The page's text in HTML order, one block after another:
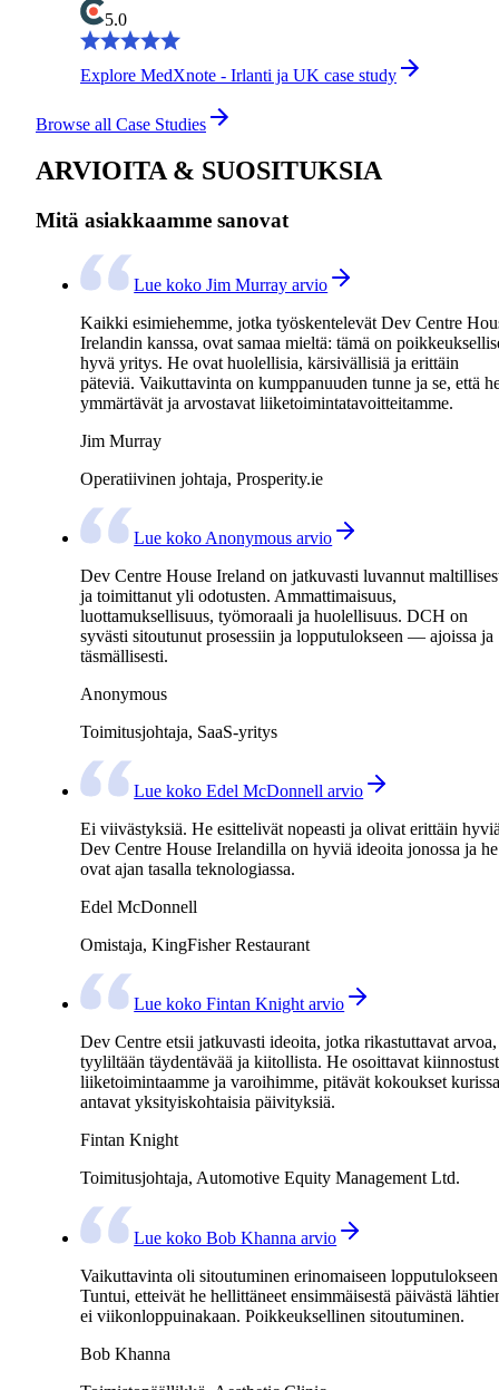
5.0
Explore MedXnote - Irlanti ja UK case study
Browse all Case Studies
ARVIOITA & SUOSITUKSIA
Mitä asiakkaamme sanovat
Lue koko Jim Murray arvio
Kaikki esimiehemme, jotka työskentelevät Dev Centre
Irelandin kanssa, ovat samaa mieltä: tämä on
hyvä yritys. He ovat huolellisia, kärsivällisiä ja erittäin
päteviä. Vaikuttavinta on kumppanuuden tunne ja se, että
ymmärtävät ja arvostavat liiketoimintatavoitteitamme.
Jim Murray
Operatiivinen johtaja, Prosperity.ie
Lue koko Anonymous arvio
Dev Centre House Ireland on jatkuvasti luvannut
ja toimittanut yli odotusten. Ammattimaisuus,
luottamuksellisuus, työmoraali ja huolellisuus. DCH on
syvästi sitoutunut prosessiin ja lopputulokseen — ajoissa ja
täsmällisesti.
Anonymous
Toimitusjohtaja, SaaS-yritys
Lue koko Edel McDonnell arvio
Ei viivästyksiä. He esittelivät nopeasti ja olivat erittäin
Dev Centre House Irelandilla on hyviä ideoita jonossa ja he
ovat ajan tasalla teknologiassa.
Edel McDonnell
Omistaja, KingFisher Restaurant
Lue koko Fintan Knight arvio
Dev Centre etsii jatkuvasti ideoita, jotka rikastuttavat arvoa,
tyyliltään täydentävää ja kiitollista. He osoittavat
liiketoimintaamme ja varoihimme, pitävät kokoukset
antavat yksityiskohtaisia päivityksiä.
Fintan Knight
Toimitusjohtaja, Automotive Equity Management Ltd.
Lue koko Bob Khanna arvio
Vaikuttavinta oli sitoutuminen erinomaiseen
Tuntui, etteivät he hellittäneet ensimmäisestä päivästä
ei viikonloppuinakaan. Poikkeuksellinen sitoutuminen.
Bob Khanna